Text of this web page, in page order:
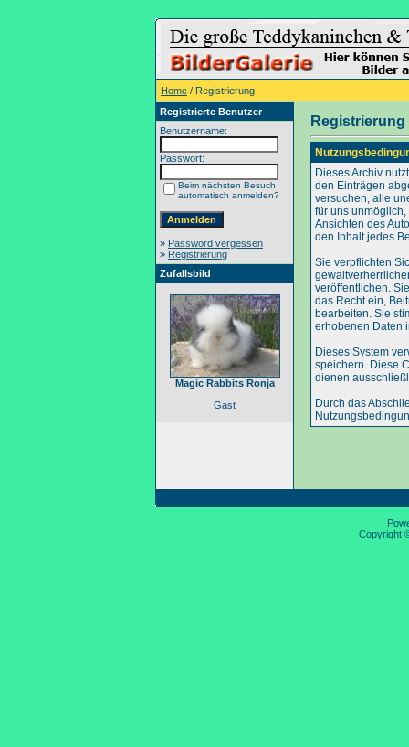
Home / Registrierung
Registrierte Benutzer
Benutzername:
Passwort:
Beim nächsten Besuch
automatisch anmelden?
» Password vergessen
» Registrierung
Zufallsbild
Magic Rabbits Ronja
Gast
Registrierung
Dieses Archiv
den Einträgen
versuchen, alle
für uns
Ansichten des
den Inhalt jedes
Sie verpflichten
veröffentlichen.
das Recht ein,
bearbeiten. Sie
erhobenen Daten
Dieses System
speichern. Diese
dienen
Durch das
Copyright